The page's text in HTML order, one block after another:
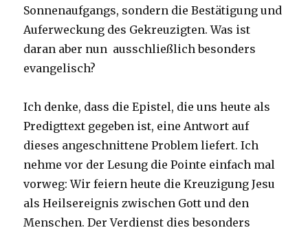
Sonnenaufgangs, sondern die Bestätigung und
Auferweckung des Gekreuzigten. Was ist
daran aber nun ausschließlich besonders
evangelisch?
Ich denke, dass die Epistel, die uns heute als
Predigttext gegeben ist, eine Antwort auf
dieses angeschnittene Problem liefert. Ich
nehme vor der Lesung die Pointe einfach mal
vorweg: Wir feiern heute die Kreuzigung Jesu
als Heilsereignis zwischen Gott und den
Menschen. Der Verdienst dies besonders